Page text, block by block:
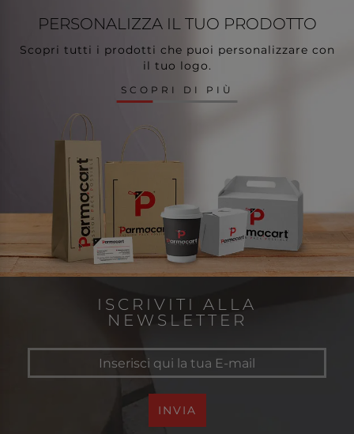
PERSONALIZZA IL TUO PRODOTTO
Scopri tutti i prodotti che puoi personalizzare con
il tuo logo.
SCOPRI DI PIÙ
ISCRIVITI ALLA
NEWSLETTER
INVIA